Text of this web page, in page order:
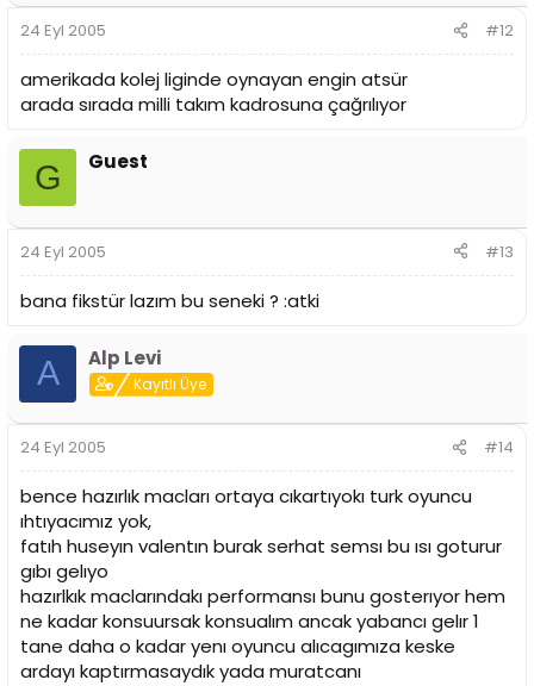
24 Eyl 2005 #12
amerikada kolej liginde oynayan engin atsür
arada sırada milli takım kadrosuna çağrılıyor
G Guest
24 Eyl 2005 #13
bana fikstür lazım bu seneki ? :atki
A Alp Levi
Kayıtlı Üye
24 Eyl 2005 #14
bence hazırlık macları ortaya cıkartıyokı turk oyuncu
ıhtıyacımız yok,
fatıh huseyın valentın burak serhat semsı bu ısı goturur
gıbı gelıyo
hazırlkık maclarındakı performansı bunu gosterıyor hem
ne kadar konsuursak konsualım ancak yabancı gelır 1
tane daha o kadar yenı oyuncu alıcagımıza keske
ardayı kaptırmasaydık yada muratcanı